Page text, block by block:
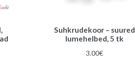
Suhkrudekoor – suured
lumehelbed, 5 tk
3.00€